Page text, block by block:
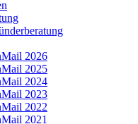
2026
2025
2024
2023
2022
2021